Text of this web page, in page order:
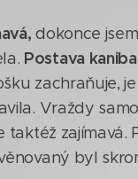
dokonce
Postava
zachraňuje, je
Vraždy
zajímavá.
byl